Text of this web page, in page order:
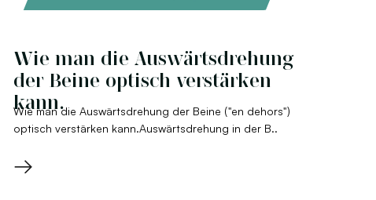
Wie man die Auswärtsdrehung
der Beine optisch verstärken
kann.
Wie man die Auswärtsdrehung der Beine ("en dehors")
optisch verstärken kann.Auswärtsdrehung in der B..
→